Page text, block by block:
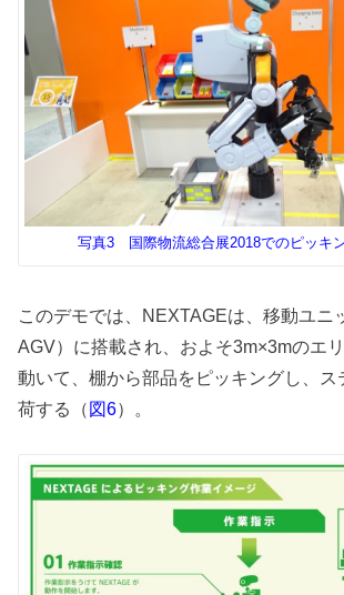
写真3 国際物流総合展2018でのピッキ
このデモでは、NEXTAGEは、移動ユニ
AGV）に搭載され、およそ3m×3mのエ
動いて、棚から部品をピッキングし、ス
荷する（ 図6）。